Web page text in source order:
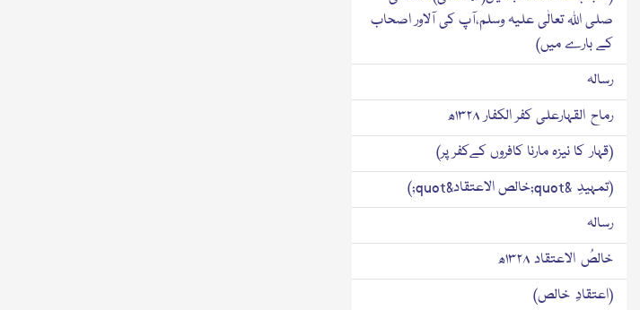
صلی اﷲ تعالٰی علیہ وسلم،آپ کی آلاور اصحاب
کے بارے میں)
رسالہ
رماح القہارعلی کفر الکفار ۱۳۲۸ھ
(قہار کا نیزہ مارنا کافروں کےکفر پر)
(تمہیدِ &quot;خالص الاعتقاد&quot;)
رسالہ
خالصُ الاعتقاد ۱۳۲۸ھ
(اعتقادِ خالص)